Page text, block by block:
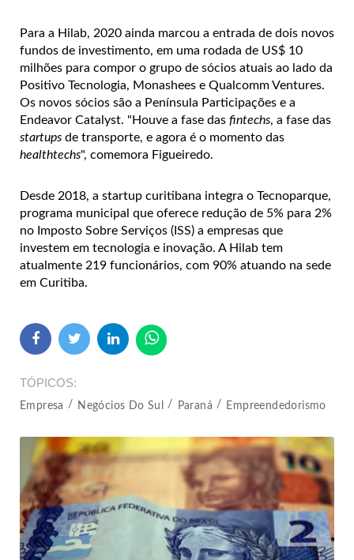
Para a Hilab, 2020 ainda marcou a entrada de dois novos
fundos de investimento, em uma rodada de US$ 10
milhões para compor o grupo de sócios atuais ao lado da
Positivo Tecnologia, Monashees e Qualcomm Ventures.
Os novos sócios são a Península Participações e a
Endeavor Catalyst. "Houve a fase das fintechs, a fase das
startups de transporte, e agora é o momento das
healthtechs", comemora Figueiredo.
Desde 2018, a startup curitibana integra o Tecnoparque,
programa municipal que oferece redução de 5% para 2%
no Imposto Sobre Serviços (ISS) a empresas que
investem em tecnologia e inovação. A Hilab tem
atualmente 219 funcionários, com 90% atuando na sede
em Curitiba.
TÓPICOS
Empresa Negócios Do Sul Paraná Empreendedorismo